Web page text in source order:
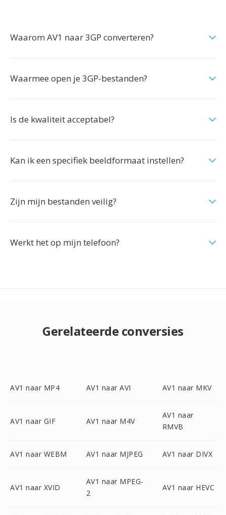
Waarom AV1 naar 3GP converteren?
Waarmee open je 3GP-bestanden?
Is de kwaliteit acceptabel?
Kan ik een specifiek beeldformaat instellen?
Zijn mijn bestanden veilig?
Werkt het op mijn telefoon?
Gerelateerde conversies
AV1 naar MP4 AV1 naar AVI AV1 naar MKV
AV1 naar GIF AV1 naar M4V
AV1 naar
RMVB
AV1 naar WEBM AV1 naar MJPEG AV1 naar DIVX
AV1 naar XVID
AV1 naar MPEG-
2
AV1 naar HEVC